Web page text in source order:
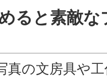
ると素敵
真の文房具や